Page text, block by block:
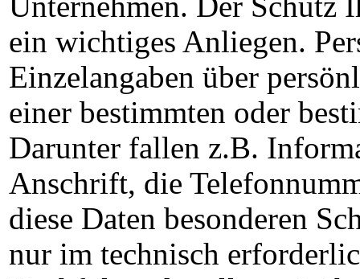
ein wichtiges Anliegen.
Einzelangaben über
einer bestimmten oder
Darunter fallen z.B.
Anschrift, die
diese Daten besonderen
nur im technisch